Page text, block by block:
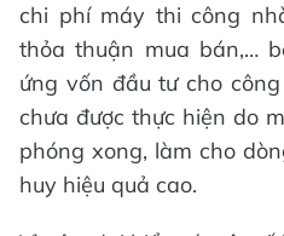
chi phí máy thi công
thỏa thuận mua bán,…
ứng vốn đầu tư cho
chưa được thực hiện do
phóng xong, làm cho
huy hiệu quả cao.